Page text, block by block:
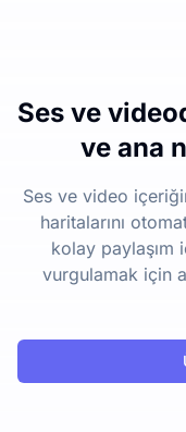
Ses ve
ve ana
Ses ve video
haritalarını
kolay paylaşım
vurgulamak için